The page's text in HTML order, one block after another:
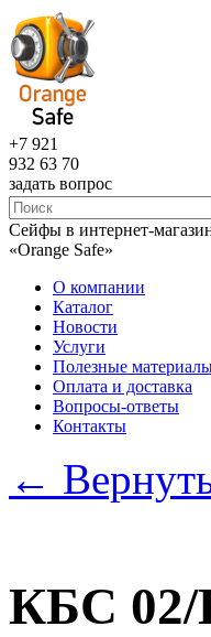
+7 921
932 63 70
задать вопрос
Сейфы в интернет-
«Оrange Safe»
О компании
Каталог
Новости
Услуги
Полезные
Оплата и доставка
Вопросы-ответы
Контакты
←
КБС